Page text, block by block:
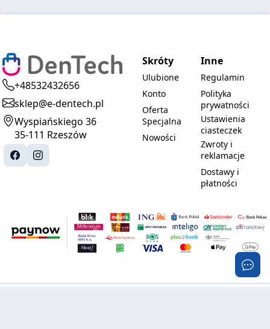
+48532432656
sklep@e-dentech.pl
Wyspiańskiego 36
35-111 Rzeszów
Skróty
Ulubione
Konto
Oferta
Specjalna
Nowości
Inne
Regulamin
Polityka
prywatności
Ustawienia
ciasteczek
Zwroty i
reklamacje
Dostawy i
płatności